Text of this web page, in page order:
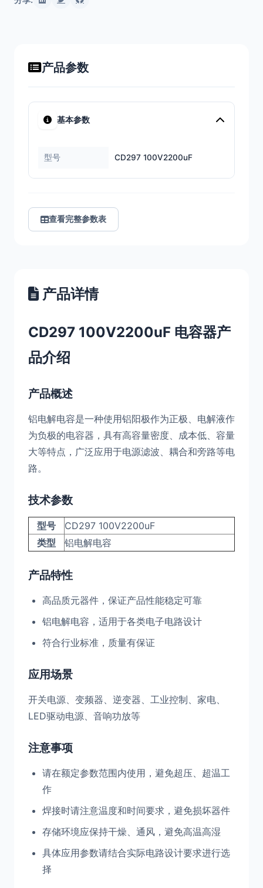
产品参数
基本参数
型号 CD297 100V2200uF
查看完整参数表
产品详情
CD297 100V2200uF 电容器产
品介绍
产品概述
铝电解电容是一种使用铝阳极作为正极、电解液作
为负极的电容器，具有高容量密度、成本低、容量
大等特点，广泛应用于电源滤波、耦合和旁路等电
路。
技术参数
型号
CD297 100V2200uF
类型
铝电解电容
产品特性
高品质元器件，保证产品性能稳定可靠
铝电解电容，适用于各类电子电路设计
符合行业标准，质量有保证
应用场景
开关电源、变频器、逆变器、工业控制、家电、
LED驱动电源、音响功放等
注意事项
请在额定参数范围内使用，避免超压、超温工
作
焊接时请注意温度和时间要求，避免损坏器件
存储环境应保持干燥、通风，避免高温高湿
具体应用参数请结合实际电路设计要求进行选
择